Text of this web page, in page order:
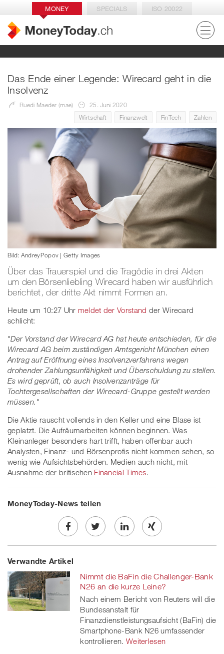
MONEY SPECIALS ISO 20022
Das Ende einer Legende: Wirecard geht in die
Insolvenz
Ruedi Maeder (mae)
25. Juni 2020
Wirtschaft
Finanzwelt FinTech Zahlen
Bild: AndreyPopov | Getty Images
Über das Trauerspiel und die Tragödie in drei Akten
um den Börsenliebling Wirecard haben wir ausführlich
berichtet, der dritte Akt nimmt Formen an.
Heute um 10:27 Uhr meldet der Vorstand der Wirecard
schlicht:
"Der Vorstand der Wirecard AG hat heute entschieden, für die
Wirecard AG beim zuständigen Amtsgericht München einen
Antrag auf Eröffnung eines Insolvenzverfahrens wegen
drohender Zahlungsunfähigkeit und Überschuldung zu stellen.
Es wird geprüft, ob auch Insolvenzanträge für
Tochtergesellschaften der Wirecard-Gruppe gestellt werden
müssen."
Die Aktie rauscht vollends in den Keller und eine Blase ist
geplatzt. Die Aufräumarbeiten können beginnen. Was
Kleinanleger besonders hart trifft, haben offenbar auch
Analysten, Finanz- und Börsenprofis nicht kommen sehen, so
wenig wie Aufsichtsbehörden. Medien auch nicht, mit
Ausnahme der britischen Financial Times.
MoneyToday-News teilen
Share
on
Facebook
Twe
on
twitt
er
Share
linkedin
Share
Xing
Verwandte Artikel
Nimmt die BaFin die Challenger-Bank
N26 an die kurze Leine?
Nach einem Bericht von Reuters will die
Bundesanstalt für
Finanzdienstleistungsaufsicht (BaFin) die
Smartphone-Bank N26 umfassender
kontrollieren. Weiterlesen